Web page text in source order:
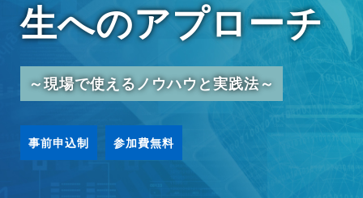
生へのアプローチ
～現場で使えるノウハウと実践法～
事前申込制 参加費無料